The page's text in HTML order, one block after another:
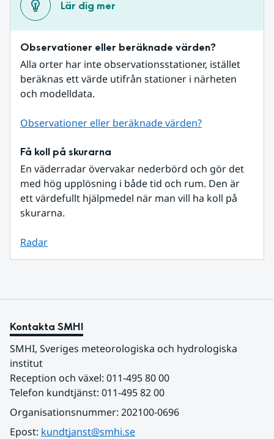
Lär dig mer
Observationer eller beräknade värden?
Alla orter har inte observationsstationer, istället
beräknas ett värde utifrån stationer i närheten
och modelldata.
Observationer eller beräknade värden?
Få koll på skurarna
En väderradar övervakar nederbörd och gör det
med hög upplösning i både tid och rum. Den är
ett värdefullt hjälpmedel när man vill ha koll på
skurarna.
Radar
Kontakta SMHI
SMHI, Sveriges meteorologiska och hydrologiska
institut
Reception och växel: 011-495 80 00
Telefon kundtjänst: 011-495 82 00
Organisationsnummer: 202100-0696
Epost: kundtjanst@smhi.se